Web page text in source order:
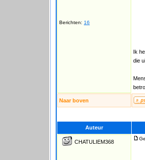
Berichten: 16
Ik
die
Naar boven
Auteur
CHATULIEM368